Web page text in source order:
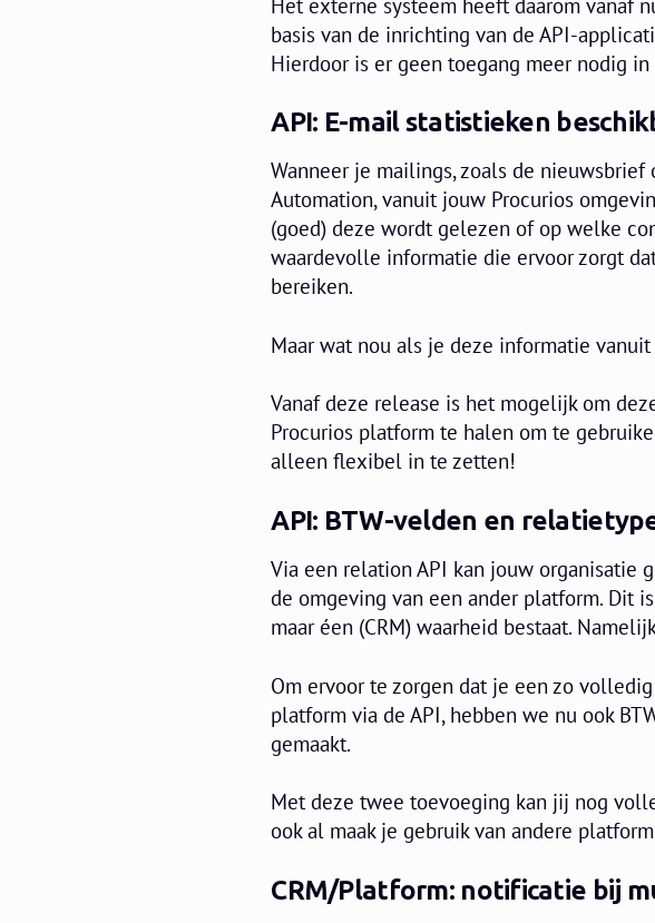
basis van de inrichting van de API-
Hierdoor is er geen toegang meer nodig
API: E-mail statistieken
Wanneer je mailings, zoals de
Automation, vanuit jouw Procurios
(goed) deze wordt gelezen of op welke
waardevolle informatie die ervoor zorgt
bereiken.
Maar wat nou als je deze informatie
Vanaf deze release is het mogelijk om
Procurios platform te halen om te
alleen flexibel in te zetten!
API: BTW-velden en
Via een relation API kan jouw organisatie
de omgeving van een ander platform. Dit
maar éen (CRM) waarheid bestaat.
Om ervoor te zorgen dat je een zo
platform via de API, hebben we nu ook
gemaakt.
Met deze twee toevoeging kan jij nog
ook al maak je gebruik van andere
CRM/Platform: notificatie bij